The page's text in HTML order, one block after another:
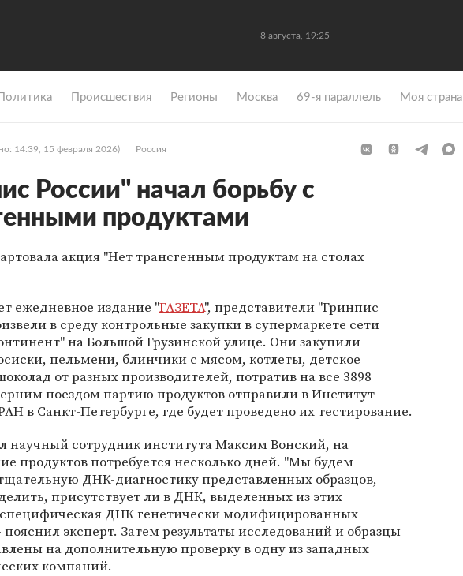
8 августа, 19:25
Политика Происшествия Регионы Москва 69-я параллель Моя страна
14:39, 15 февраля 2026) Россия
России" начал борьбу с
продуктами
акция "Нет трансгенным продуктам на столах
ежедневное издание "ГАЗЕТА", представители "Гринпис
в среду контрольные закупки в супермаркете сети
на Большой Грузинской улице. Они закупили
пельмени, блинчики с мясом, котлеты, детское
от разных производителей, потратив на все 3898
поездом партию продуктов отправили в Институт
в Санкт-Петербурге, где будет проведено их тестирование.
научный сотрудник института Максим Вонский, на
продуктов потребуется несколько дней. "Мы будем
ДНК-диагностику представленных образцов,
присутствует ли в ДНК, выделенных из этих
ДНК генетически модифицированных
пояснил эксперт. Затем результаты исследований и образцы
на дополнительную проверку в одну из западных
компаний.